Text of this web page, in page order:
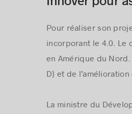
Innover pour
Pour réaliser son
incorporant le 4.0. Le
en Amérique du
D) et de
La ministre du